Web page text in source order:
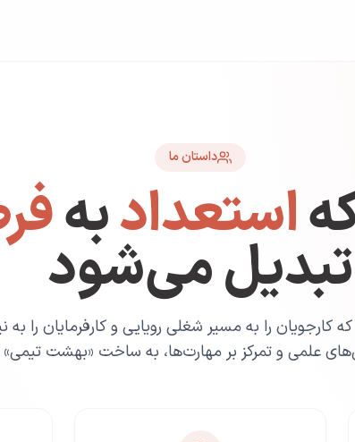
داستان ما
استعدادبه
تبدیل می‌شود
کارجویان را به مسیر شغلی رویایی و کارفرمایان را
علمی و تمرکز بر مهارت‌ها، به ساخت «بهشت تیمی»